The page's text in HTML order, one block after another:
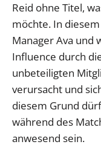
Reid ohne Titel,
möchte. In
Manager Ava und
Influence durch
unbeteiligten
verursacht und
diesem Grund
während des
anwesend sein.